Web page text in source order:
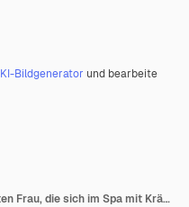
KI-Bildgenerator und bearbeite
Nahaufnahme einer entspannten Frau, die sich im Spa mit Kräuterkugeln in den Rücken massagiert